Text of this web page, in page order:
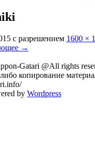
с разрешением 1600 ×
→
Gatari @All rights
копирование
by Wordpress